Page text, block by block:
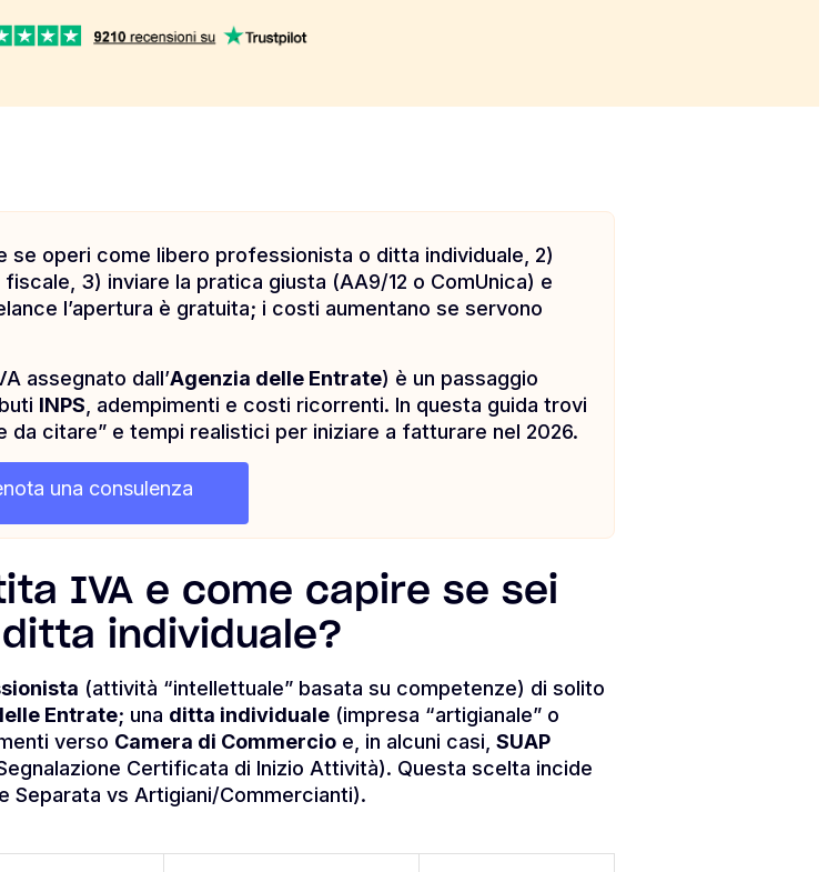
se operi come libero professionista o ditta individuale, 2)
3) inviare la pratica giusta (AA9/12 o ComUnica) e
l’apertura è gratuita; i costi aumentano se servono
assegnato dall’Agenzia delle Entrate) è un passaggio
INPS , adempimenti e costi ricorrenti. In questa guida trovi
citare” e tempi realistici per iniziare a fatturare nel 2026.
una consulenza
IVA e come capire se sei
individuale?
(attività “intellettuale” basata su competenze) di solito
Entrate; una ditta individuale (impresa “artigianale” o
verso Camera di Commercio e, in alcuni casi, SUAP
Certificata di Inizio Attività). Questa scelta incide
Separata vs Artigiani/Commercianti).